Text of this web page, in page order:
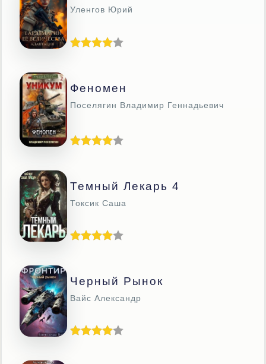
Уленгов Юрий
Феномен
Поселягин Владимир Геннадьевич
Темный Лекарь 4
Токсик Саша
Черный Рынок
Вайс Александр